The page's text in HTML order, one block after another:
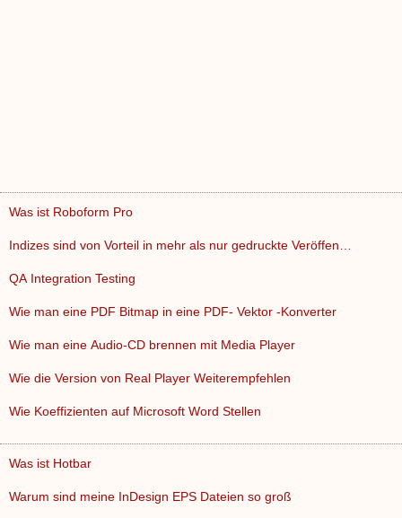
Was ist Roboform Pro
Indizes sind von Vorteil in mehr als nur gedruckte Veröffen…
QA Integration Testing
Wie man eine PDF Bitmap in eine PDF- Vektor -Konverter
Wie man eine Audio-CD brennen mit Media Player
Wie die Version von Real Player Weiterempfehlen
Wie Koeffizienten auf Microsoft Word Stellen
Was ist Hotbar
Warum sind meine InDesign EPS Dateien so groß